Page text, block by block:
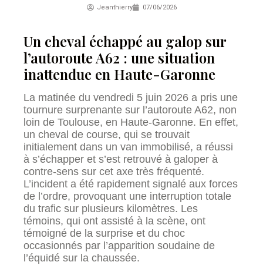
Jeanthierry 07/06/2026
Un cheval échappé au galop sur
l’autoroute A62 : une situation
inattendue en Haute-Garonne
La matinée du vendredi 5 juin 2026 a pris une
tournure surprenante sur l’autoroute A62, non
loin de Toulouse, en Haute-Garonne. En effet,
un cheval de course, qui se trouvait
initialement dans un van immobilisé, a réussi
à s’échapper et s’est retrouvé à galoper à
contre-sens sur cet axe très fréquenté.
L’incident a été rapidement signalé aux forces
de l’ordre, provoquant une interruption totale
du trafic sur plusieurs kilomètres. Les
témoins, qui ont assisté à la scène, ont
témoigné de la surprise et du choc
occasionnés par l’apparition soudaine de
l’équidé sur la chaussée.